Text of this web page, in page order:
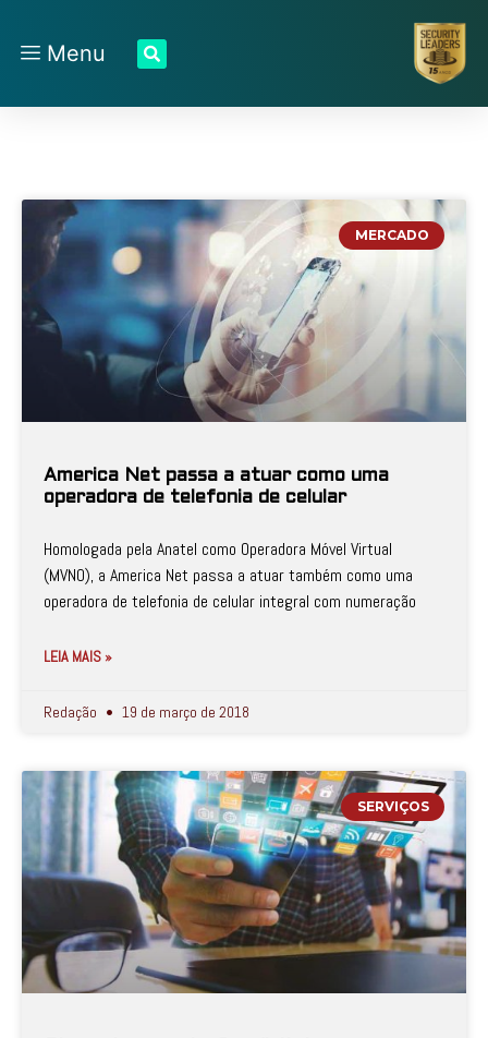
Menu
MERCADO
America Net passa a atuar como uma
operadora de telefonia de celular
Homologada pela Anatel como Operadora Móvel Virtual
(MVNO), a America Net passa a atuar também como uma
operadora de telefonia de celular integral com numeração
LEIA MAIS »
Redação 19 de março de 2018
SERVIÇOS